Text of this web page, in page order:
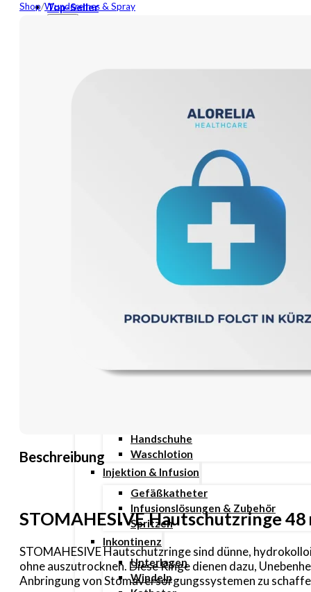
Top-Seller
Wundcremes & Spray
Pen Nadeln
Stechhilfen
Ernährung & Trinkhilfen
Hygiene & Pflege
Handschuhe
Waschlotion
Injektion & Infusion
Gefäßkatheter
Infusionslösungen & Zubehör
Spritzen
Inkontinenz
Unterlagen
Windeln
Shop/Wundcremes & Spray
Beschreibung
STOMAHESIVE Hautschutzringe
STOMAHESIVE Hautschutzringe sind dünne,
ohne auszutrocknen. Diese Ringe dienen dazu,
Anbringung von Stomaversorgungssystemen zu